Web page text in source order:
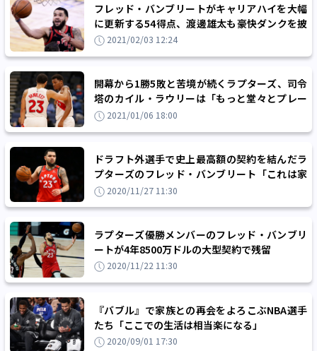
フレッド・バンブリートがキャリアハイを大幅
に更新する54得点、渡邊雄太も豪快ダンクを披
露しラプターズがマジックに連勝
2021/02/03 12:24
開幕から1勝5敗と苦境が続くラプターズ、司令
塔のカイル・ラウリーは「もっと堂々とプレー
しなければいけない」
2021/01/06 18:00
ドラフト外選手で史上最高額の契約を結んだラ
プターズのフレッド・バンブリート「これは家
族の未来のためのお金」
2020/11/27 11:30
ラプターズ優勝メンバーのフレッド・バンブリ
ートが4年8500万ドルの大型契約で残留
2020/11/22 11:30
『バブル』で家族との再会をよろこぶNBA選手
たち「ここでの生活は相当楽になる」
2020/09/01 17:30